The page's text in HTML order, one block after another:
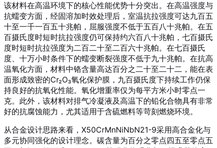
该材料在高温环境下的核心性能优势十分突出。在高温强度与
抗蠕变方面，经固溶加时效处理后，室温抗拉强度可达九百五
十至一千一百五十兆帕，屈服强度不低于五百八十兆帕。在五
百摄氏度时短时抗拉强度仍可保持约六百八十兆帕，七百摄氏
度时短时抗拉强度为二百二十至二百六十兆帕。在七百摄氏
度、十万小时条件下的蠕变断裂强度不低于九十兆帕。在抗高
温氧化方面，材料中铬含量高达百分之二十至二十二，能在表
面形成致密的Cr₂O₃氧化保护膜 ，九百摄氏度下持续工作仍保
持良好的抗氧化性能。氧化增重率仅为每平方米小时零点一
克。此外，该材料对排气冷凝液及高温下的铅化合物具有非常
好的抗腐蚀能力 ，尤其适用于含硫燃料等苛刻燃烧环境。
从合金设计思路来看，X50CrMnNiNbN21-9采用高合金化与
多元协同强化的设计理念。碳含量为百分之零点四五至零点五